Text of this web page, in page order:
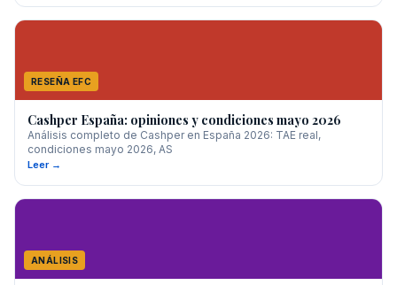
RESEÑA EFC
Cashper España: opiniones y condiciones mayo 2026
Análisis completo de Cashper en España 2026: TAE real,
condiciones mayo 2026, AS
Leer →
ANÁLISIS